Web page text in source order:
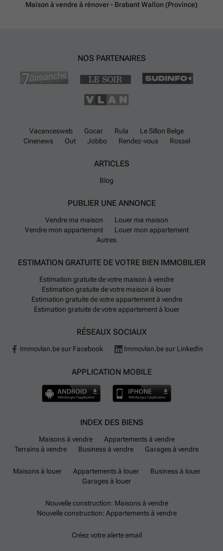
Maison à vendre à rénover - Brabant Wallon (Province)
NOS PARTENAIRES
Vacancesweb Gocar Rula
Le Sillon Belge
Cinenews
Out Jobbo Rendez-vous Rossel
ARTICLES
Blog
PUBLIER UNE ANNONCE
Vendre ma maison
Louer ma maison
Vendre mon appartement
Louer mon appartement
Autres
ESTIMATION GRATUITE DE VOTRE BIEN IMMOBILIER
Estimation gratuite de votre maison à vendre
Estimation gratuite de votre maison à louer
Estimation gratuite de votre appartement à vendre
Estimation gratuite de votre appartement à louer
RÉSEAUX SOCIAUX
Immovlan.be sur Facebook Immovlan.be sur LinkedIn
APPLICATION MOBILE
INDEX DES BIENS
Maisons à vendre
Appartements à vendre
Terrains à vendre
Business à vendre Garages à vendre
Maisons à louer Appartements à louer
Business à louer
Garages à louer
Nouvelle construction: Maisons à vendre
Nouvelle construction: Appartements à vendre
Créez votre alerte email